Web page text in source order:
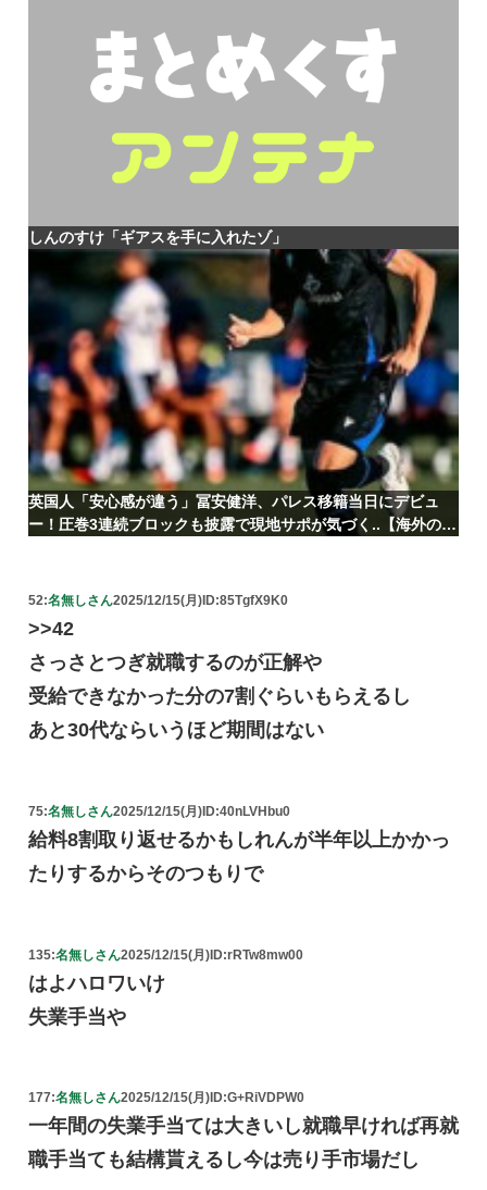
しんのすけ「ギアスを手に入れたゾ」
英国人「安心感が違う」冨安健洋、パレス移籍当日にデビュ
ー！圧巻3連続ブロックも披露で現地サポが気づく..【海外の反
52:名無しさん2025/12/15(月) ID:85TgfX9K0
>>42
さっさとつぎ就職するのが正解や
受給できなかった分の7割ぐらいもらえるし
あと30代ならいうほど期間はない
75:名無しさん2025/12/15(月)ID:40nLVHbu0
給料8割取り返せるかもしれんが半年以上かかっ
たりするからそのつもりで
135:名無しさん2025/12/15(月)ID:rRTw8mw00
はよハロワいけ
失業手当や
177:名無しさん2025/12/15(月) ID:G+RiVDPW0
一年間の失業手当ては大きいし就職早ければ再就
職手当ても結構貰えるし今は売り手市場だし